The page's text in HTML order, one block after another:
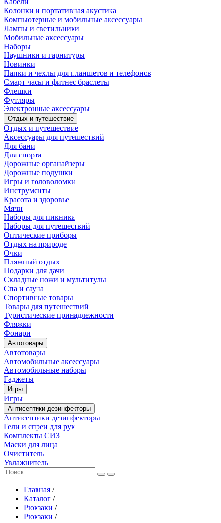
Колонки и портативная акустика
Компьютерные и мобильные аксессуары
Лампы и светильники
Мобильные аксессуары
Наборы
Наушники и гарнитуры
Новинки
Папки и чехлы для планшетов и телефонов
Смарт часы и фитнес браслеты
Флешки
Футляры
Электронные аксессуары
Отдых и путешествие
Отдых и путешествие
Аксессуары для путешествий
Для бани
Для спорта
Дорожные органайзеры
Дорожные подушки
Игры и головоломки
Инструменты
Красота и здоровье
Мячи
Наборы для пикника
Наборы для путешествий
Оптические приборы
Отдых на природе
Очки
Пляжный отдых
Подарки для дачи
Складные ножи и мультитулы
Спа и сауна
Спортивные товары
Товары для путешествий
Туристические принадлежности
Фляжки
Фонари
Автотовары
Автотовары
Автомобильные аксессуары
Автомобильные наборы
Гаджеты
Игры
Игры
Антисептики дезинфекторы
Антисептики дезинфекторы
Гели и спреи для рук
Комплекты СИЗ
Маски для лица
Очиститель
Увлажнитель
Главная /
Каталог /
Рюкзаки /
Рюкзаки /